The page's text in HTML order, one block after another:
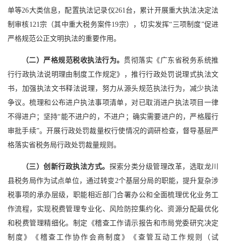
单等26大类信息，配置执法记录仪261台，累计开展重大执法决定法
制审核121宗（其中重大税务案件19宗），切实发挥“三项制度”促进
严格规范公正文明执法的重要作用。
（二）严格规范税收执法行为。
贯彻落实《广东省税务系统推
行行政执法说明理由制度工作规定》，推行行政处罚说理式执法文
书，加强执法文书释法说理，努力从源头规范执法行为，减少执法
争议。梳理和公布进户执法事项清单，对已取消进户执法项目一律
不得进户；坚持“能不进户的，不进户；确实需要进户的，严格履行
审批手续”。开展行政处罚裁量权行使情况的调研检查，督导基层严
格落实省税务局行政处罚裁量规则。
（三）创新行政执法方式。 探索分类分级管理改革，选取龙川
县税务局作为试点单位，通过转变2个基层分局的职能，提升复杂涉
税事项的承办层级，职能相近部门合署办公和全面梳理优化业务工
作流程，实现税费管理专业化、风险防控集约化、资源分配最优化
和税费管理精细化。制定《稽查工作请示报告和市局党委研究决定
制度》《稽查工作协作会商制度》《查管互动工作规则（试